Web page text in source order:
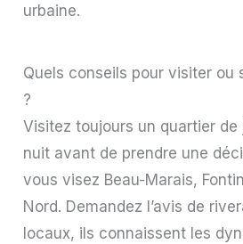
urbaine.
Quels conseils pour visiter ou
?
Visitez toujours un quartier de
nuit avant de prendre une
vous visez Beau-Marais,
Nord. Demandez l’avis de
locaux, ils connaissent les